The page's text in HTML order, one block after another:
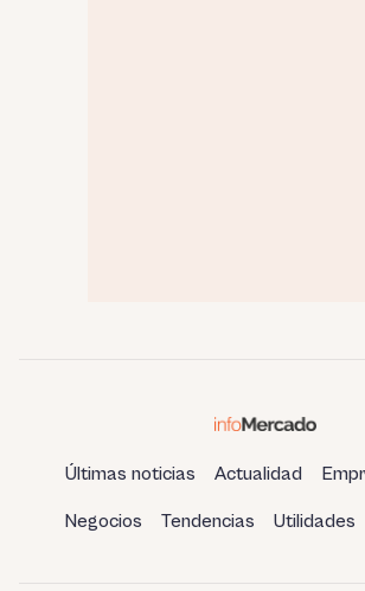
Últimas noticias Actualidad
Negocios Tendencias Utilidades